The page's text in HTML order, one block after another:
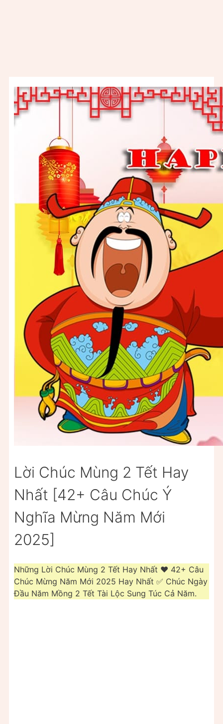
Lời Chúc Mùng 2 Tết Hay
Nhất [42+ Câu Chúc Ý
Nghĩa Mừng Năm Mới
2025]
Những Lời Chúc Mùng 2 Tết Hay Nhất ❤️ 42+ Câu
Chúc Mừng Năm Mới 2025 Hay Nhất ✅ Chúc Ngày
Đầu Năm Mồng 2 Tết Tài Lộc Sung Túc Cả Năm.